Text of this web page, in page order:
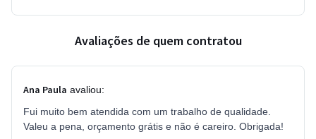
Avaliações de quem contratou
Ana Paula avaliou:
Fui muito bem atendida com um trabalho de qualidade.
Valeu a pena, orçamento grátis e não é careiro. Obrigada!